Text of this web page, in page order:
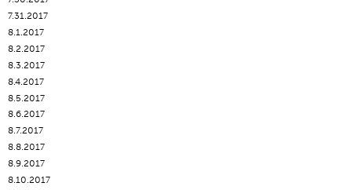
7.31.2017
8.1.2017
8.2.2017
8.3.2017
8.4.2017
8.5.2017
8.6.2017
8.7.2017
8.8.2017
8.9.2017
8.10.2017